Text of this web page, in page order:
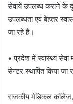
सेवायें उपलब्ध कराने के
उपलब्धता एवं बेहतर
जा रहे हैं।
• प्रदेश में स्वास्थ्य
सेन्टर स्थापित किया जा
राजकीय मेडिकल कॉलेज,